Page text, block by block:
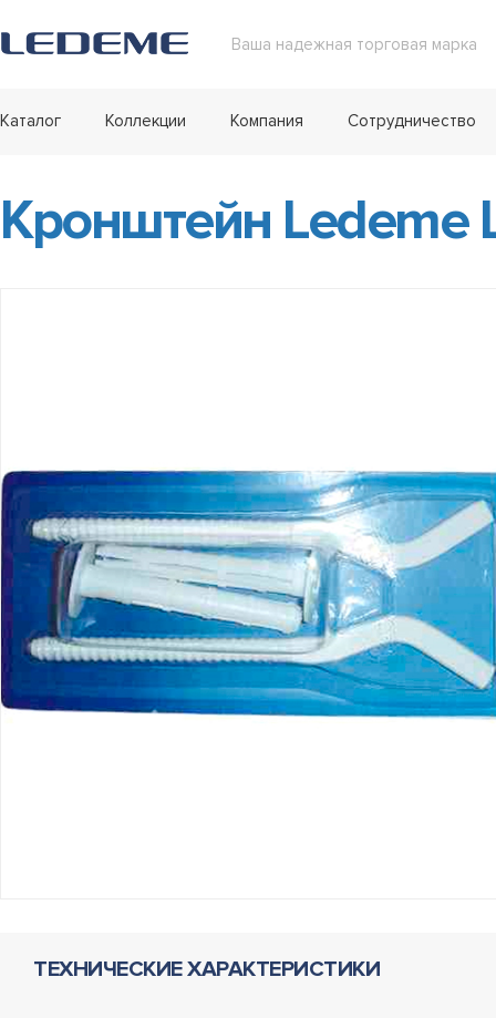
Ваша надежная торговая марка
Каталог Коллекции Компания Сотрудничество
Кронштейн Ledeme
ТЕХНИЧЕСКИЕ ХАРАКТЕРИСТИКИ